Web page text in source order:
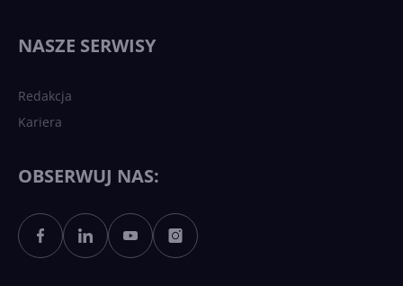
Sztuczna inteligencja po
polsku. Dość barier
NASZE SERWISY
Redakcja
Kariera
OBSERWUJ NAS: